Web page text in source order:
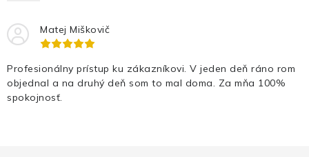
Veľkoobchod
Ochrana osobných údajov
Blog Kontakt
Matej Miškovič
Profesionálny prístup ku zákazníkovi. V jeden deň ráno rom
objednal a na druhý deň som to mal doma. Za mňa 100%
spokojnosť.